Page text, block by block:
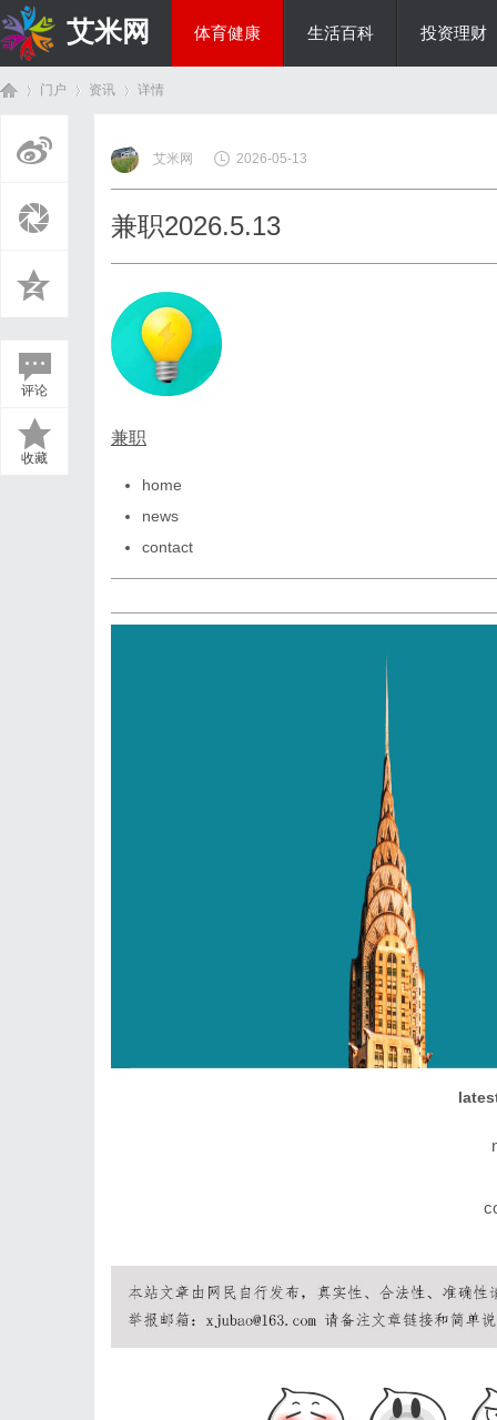
艾米网 体育健康 生活百科 投资理财
门户 资讯
›
详情
评论
收藏
艾米网 2026-05-13
兼职2026.5.13
兼职
home
news
contact